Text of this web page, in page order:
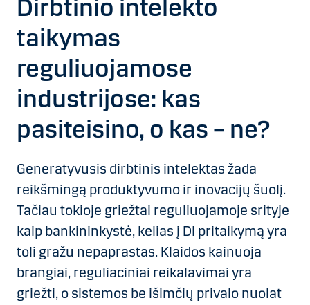
Dirbtinio intelekto
taikymas
reguliuojamose
industrijose: kas
pasiteisino, o kas – ne?
Generatyvusis dirbtinis intelektas žada
reikšmingą produktyvumo ir inovacijų šuolį.
Tačiau tokioje griežtai reguliuojamoje srityje
kaip bankininkystė, kelias į DI pritaikymą yra
toli gražu nepaprastas. Klaidos kainuoja
brangiai, reguliaciniai reikalavimai yra
griežti, o sistemos be išimčių privalo nuolat